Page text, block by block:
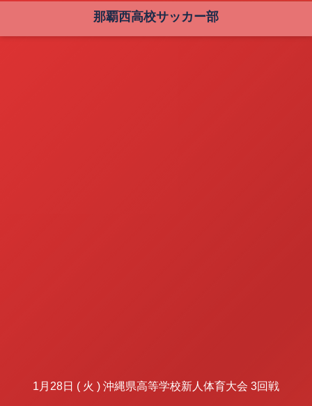
那覇西高校サッカー部
1月28日 ( 火 ) 沖縄県高等学校新人体育大会 3回戦